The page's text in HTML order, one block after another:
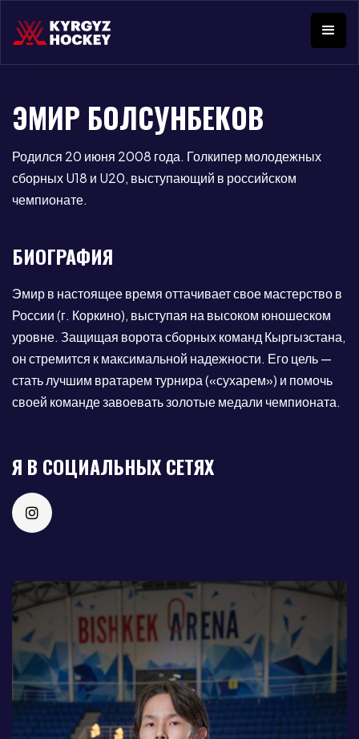
ЭМИР БОЛСУНБЕКОВ
Родился 20 июня 2008 года. Голкипер молодежных
сборных U18 и U20, выступающий в российском
чемпионате.
БИОГРАФИЯ
Эмир в настоящее время оттачивает свое мастерство в
России (г. Коркино), выступая на высоком юношеском
уровне. Защищая ворота сборных команд Кыргызстана,
он стремится к максимальной надежности. Его цель —
стать лучшим вратарем турнира («сухарем») и помочь
своей команде завоевать золотые медали чемпионата.
Я В СОЦИАЛЬНЫХ СЕТЯХ
